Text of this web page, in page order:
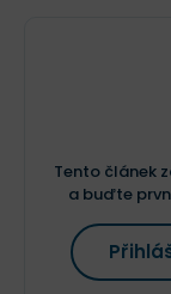
Tento článek
a buďte